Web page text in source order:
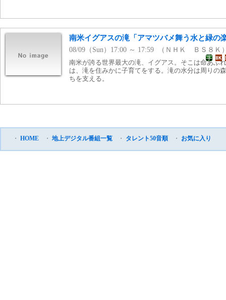
南米イグアスの滝「アマツバメ舞う水と緑の
08/09（Sun）17:00 ～ 17:59 （ＮＨＫ ＢＳ８Ｋ
南米が誇る世界最大の滝、イグアス。そこは命あふ
は、滝を住みかに子育てをする。滝の水分は周りの
ちを支える。
・ HOME ・ 地上デジタル番組一覧 ・ タレント50音順 ・ お気に入り